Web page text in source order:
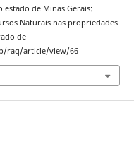
estado de Minas Gerais:
Naturais nas propriedades
de
raq/article/view/66